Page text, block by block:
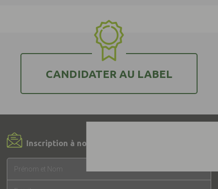
CANDIDATER AU LABEL
Inscription à notre Newsletter !